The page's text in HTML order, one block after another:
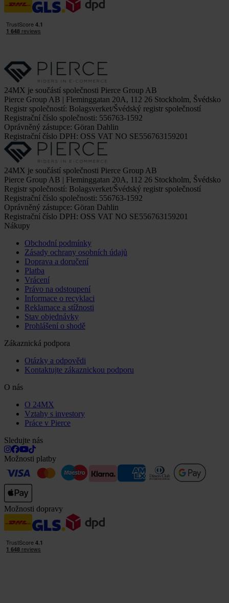
24MX je součástí společnosti Pierce Group AB
Pierce Group AB | Fleminggatan 20A, 112 26 Stockholm, Švédsko
Registr společností: Bolagsverket/Švédský registr společností
Registrační číslo společnosti: 556763-1592
Oprávněný zástupce: Göran Dahlin
Registrační číslo DPH: OSS VAT NO SE556763159201
24MX je součástí společnosti Pierce Group AB
Pierce Group AB | Fleminggatan 20A, 112 26 Stockholm, Švédsko
Registr společností: Bolagsverket/Švédský registr společností
Registrační číslo společnosti: 556763-1592
Oprávněný zástupce: Göran Dahlin
Registrační číslo DPH: OSS VAT NO SE556763159201
Nákupy
Obchodní podmínky
Zásady ochrany osobních údajů
Doprava a doručení
Platba
Vrácení
Právo na odstoupení
Informace o recyklaci
Reklamace a stížnosti
Stav objednávky
Prohlášení o shodě
Zákaznická podpora
Otázky a odpovědi
Kontaktujte zákaznickou podporu
O nás
O 24MX
Vztahy s investory
Práce v Pierce
Sledujte nás
Možnosti platby
Možnosti dopravy